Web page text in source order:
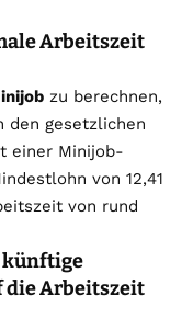
Arbeitszeit
zu berechnen,
den gesetzlichen
einer Minijob-
von 12,41
von rund
künftige
die Arbeitszeit